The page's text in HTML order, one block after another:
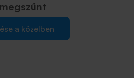
megszűnt
a közelben